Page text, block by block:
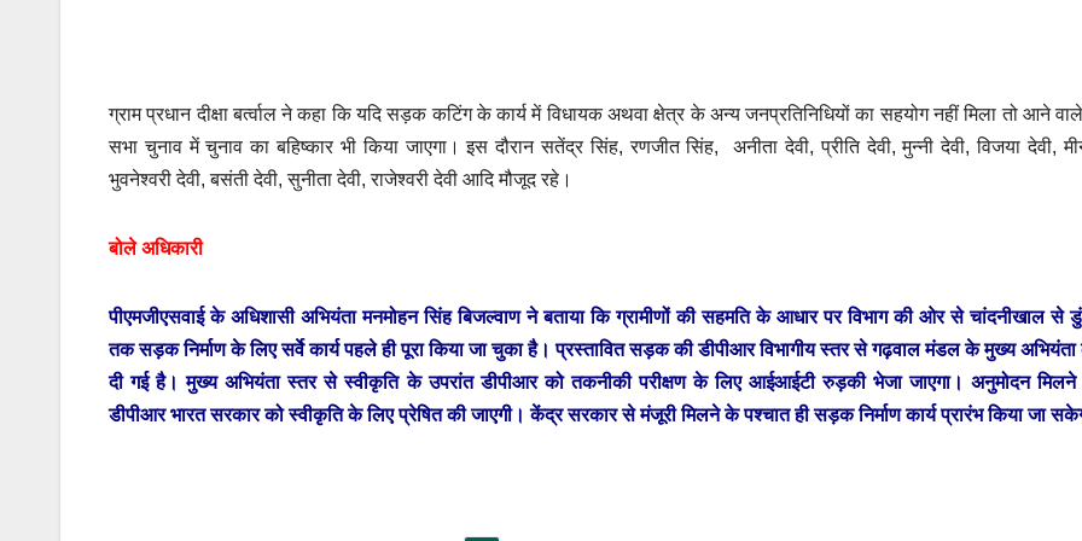
ग्राम प्रधान दीक्षा बर्त्वाल ने कहा कि यदि सड़क कटिंग के कार्य में विधायक अथवा क्षेत्र के अन्य जनप्रतिनिधियों का सहयोग नहीं मिला तो आने
सभा चुनाव में चुनाव का बहिष्कार भी किया जाएगा। इस दौरान सतेंद्र सिंह, रणजीत सिंह, अनीता देवी, प्रीति देवी, मुन्नी देवी, विजया देवी,
भुवनेश्वरी देवी, बसंती देवी, सुनीता देवी, राजेश्वरी देवी आदि मौजूद रहे।
बोले अधिकारी
पीएमजीएसवाई के अधिशासी अभियंता मनमोहन सिंह बिजल्वाण ने बताया कि ग्रामीणों की सहमति के आधार पर विभाग की ओर से चांदनीखाल से
तक सड़क निर्माण के लिए सर्वे कार्य पहले ही पूरा किया जा चुका है। प्रस्तावित सड़क की डीपीआर विभागीय स्तर से गढ़वाल मंडल के मुख्य
दी गई है। मुख्य अभियंता स्तर से स्वीकृति के उपरांत डीपीआर को तकनीकी परीक्षण के लिए आईआईटी रुड़की भेजा जाएगा। अनुमोदन
डीपीआर भारत सरकार को स्वीकृति के लिए प्रेषित की जाएगी। केंद्र सरकार से मंजूरी मिलने के पश्चात ही सड़क निर्माण कार्य प्रारंभ किया जा
तीसरे आरोपी को
POKHARIYAL NO
COMMENTS
अनदेखी,
POKHARIYAL
COMMENTS